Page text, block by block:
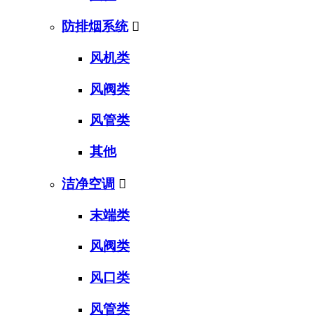
防排烟系统 
风机类
风阀类
风管类
其他
洁净空调 
末端类
风阀类
风口类
风管类